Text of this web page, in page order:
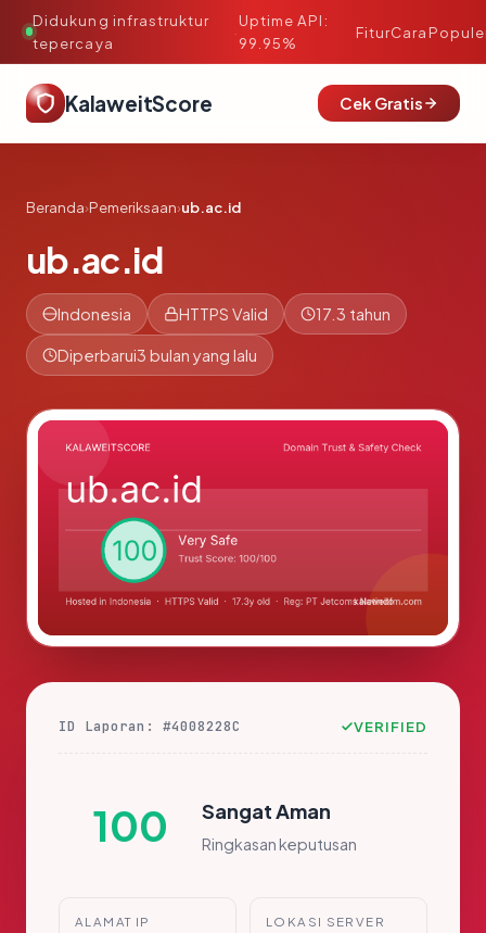
Didukung infrastruktur
tepercaya
·
Uptime API:
99.95%
FiturCara
KalaweitScore Cek Gratis
Beranda›Pemeriksaan›ub.ac.id
ub.ac.id
Indonesia HTTPS Valid 17.3 tahun
Diperbarui3 bulan yang lalu
ID Laporan: #4008228C VERIFIED
100 Sangat Aman
Ringkasan keputusan
ALAMAT IP LOKASI SERVER